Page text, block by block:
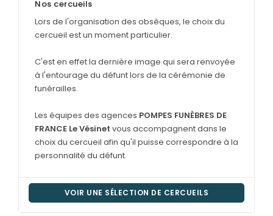
Nos cercueils
Lors de l'organisation des obsèques, le choix du
cercueil est un moment particulier.
C'est en effet la dernière image qui sera renvoyée
à l'entourage du défunt lors de la cérémonie de
funérailles.
Les équipes des agences POMPES FUNÈBRES DE
FRANCE Le Vésinet vous accompagnent dans le
choix du cercueil afin qu'il puisse correspondre à la
personnalité du défunt.
VOIR UNE SÉLECTION DE CERCUEILS